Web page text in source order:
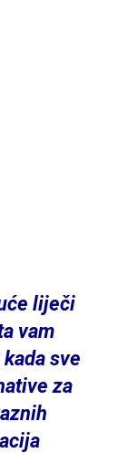
liječi
vam
sve
za